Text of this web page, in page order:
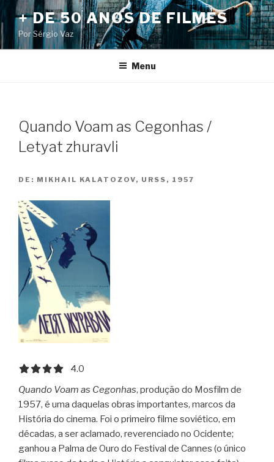
Pular
para
o
conteúdo
+ DE 50 ANOS DE FILMES
Por Sérgio Vaz
Menu
Quando Voam as Cegonhas /
Letyat zhuravli
DE: MIKHAIL KALATOZOV, URSS, 1957
4.0 out of 5.0 stars
4.0
Quando Voam as Cegonhas, produção do Mosfilm de
1957, é uma daquelas obras importantes, marcos da
História do cinema. Foi o primeiro filme soviético, em
décadas, a ser aclamado, reverenciado no Ocidente;
ganhou a Palma de Ouro do Festival de Cannes (o único